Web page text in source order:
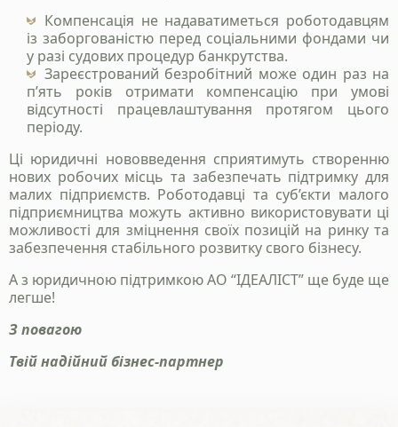
Компенсація не надаватиметься роботодавцям
із заборгованістю перед соціальними фондами чи
у разі судових процедур банкрутства.
Зареєстрований безробітний може один раз на
п’ять років отримати компенсацію при умові
відсутності працевлаштування протягом цього
періоду.
Ці юридичні нововведення сприятимуть створенню
нових робочих місць та забезпечать підтримку для
малих підприємств. Роботодавці та суб’єкти малого
підприємництва можуть активно використовувати ці
можливості для зміцнення своїх позицій на ринку та
забезпечення стабільного розвитку свого бізнесу.
А з юридичною підтримкою АО “ІДЕАЛІСТ” ще буде ще
легше!
З повагою
Твій надійний бізнес-партнер
Надіслати